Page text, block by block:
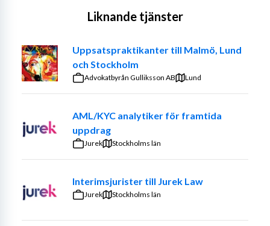
Liknande tjänster
Uppsatspraktikanter till Malmö, Lund
och Stockholm
Advokatbyrån Gulliksson AB Lund
AML/KYC analytiker för framtida
uppdrag
Jurek Stockholms län
Interimsjurister till Jurek Law
Jurek Stockholms län